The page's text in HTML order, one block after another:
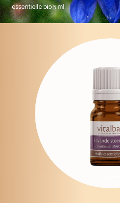
essentielle bio 5 ml